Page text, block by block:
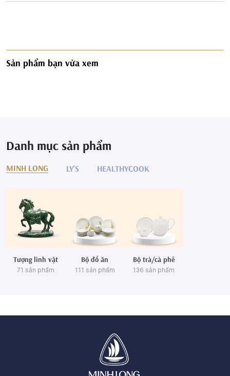
Sản phẩm bạn vừa xem
Danh mục sản phẩm
MINH LONG LY'S HEALTHYCOOK
Tượng linh vật
71 sản phẩm
Bộ đồ ăn
111 sản phẩm
Bộ trà/cà phê
136 sản phẩm